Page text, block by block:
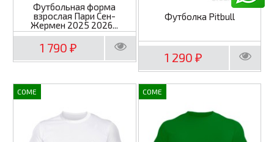
Футбольная форма
взрослая Пари Сен-
Жермен 2025 2026...
1 790₽
Футболка Pitbull
1 290₽
COME COME